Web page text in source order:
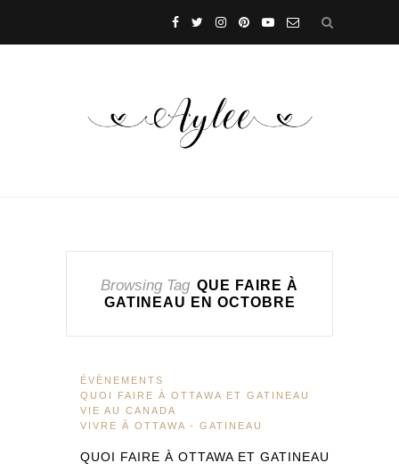
Browsing Tag QUE FAIRE À
GATINEAU EN OCTOBRE
ÉVÈNEMENTS
QUOI FAIRE À OTTAWA ET GATINEAU
VIE AU CANADA
VIVRE À OTTAWA - GATINEAU
QUOI FAIRE À OTTAWA ET GATINEAU